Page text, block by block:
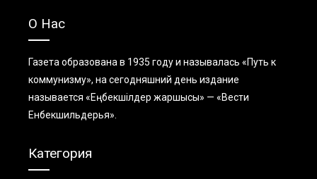
О Нас
Газета образована в 1935 году и называлась «Путь к
коммунизму», на сегодняшний день издание
называется «Еңбекшiлдер жаршысы» — «Вести
Енбекшильдерья».
Категория